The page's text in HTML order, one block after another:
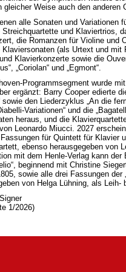
gleicher Weise auch den anderen
alle Sonaten und Variationen
und Klaviertrios,
die Romanzen für Violine und
(als Urtext und mit
Klavierkonzerte sowie die
„Coriolan“ und „Egmont“.
Programmsegment wurde
ergänzt: Barry Cooper edierte
sowie den Liederzyklus „An die
Variationen“ und die
heraus, und die
Leonardo Miucci. 2027
für Quintett für Klavier
ebenso herausgegeben von
mit dem Henle-Verlag kann der
beginnend mit Christine
sowie alle drei Fassungen der
von Helga Lühning, als Leih-
1/2026)